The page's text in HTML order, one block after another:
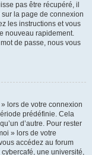
pas être récupéré, il
la page de connexion
les instructions et vous
nouveau rapidement.
de passe, nous vous
lors de votre connexion
prédéfinie. Cela
d’autre. Pour rester
» lors de votre
accédez au forum
une université,